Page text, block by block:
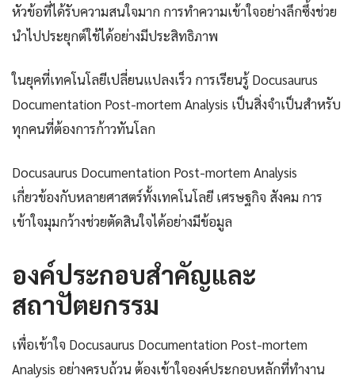
หัวข้อที่ได้รับความสนใจมาก การทำความเข้าใจอย่างลึกซึ้งช่วย
นำไปประยุกต์ใช้ได้อย่างมีประสิทธิภาพ
ในยุคที่เทคโนโลยีเปลี่ยนแปลงเร็ว การเรียนรู้ Docusaurus
Documentation Post-mortem Analysis เป็นสิ่งจำเป็นสำหรับ
ทุกคนที่ต้องการก้าวทันโลก
Docusaurus Documentation Post-mortem Analysis
เกี่ยวข้องกับหลายศาสตร์ทั้งเทคโนโลยี เศรษฐกิจ สังคม การ
เข้าใจมุมกว้างช่วยตัดสินใจได้อย่างมีข้อมูล
องค์ประกอบสำคัญและ
สถาปัตยกรรม
เพื่อเข้าใจ Docusaurus Documentation Post-mortem
Analysis อย่างครบถ้วน ต้องเข้าใจองค์ประกอบหลักที่ทำงาน